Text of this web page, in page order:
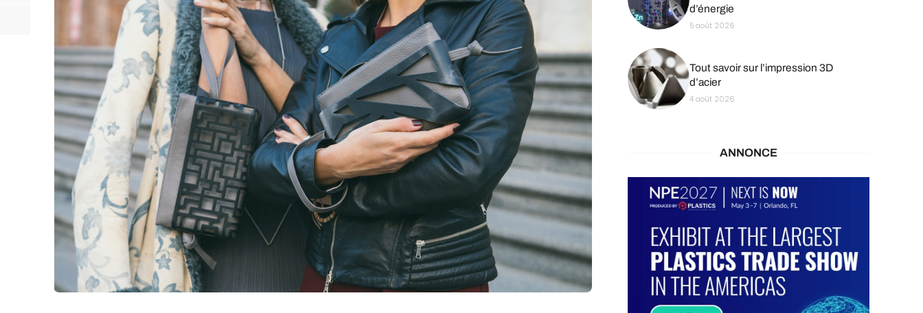
Logiciels 3D
Matériaux
Scanners 3D
Vidéos
d’énergie
5 août 2026
Tout savoir sur l’impression 3D
d’acier
4 août 2026
ANNONCE